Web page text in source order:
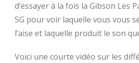
d’essayer à la fois la Gibson Les
SG pour voir laquelle vous vous
l’aise et laquelle produit le son
Voici une courte vidéo sur les